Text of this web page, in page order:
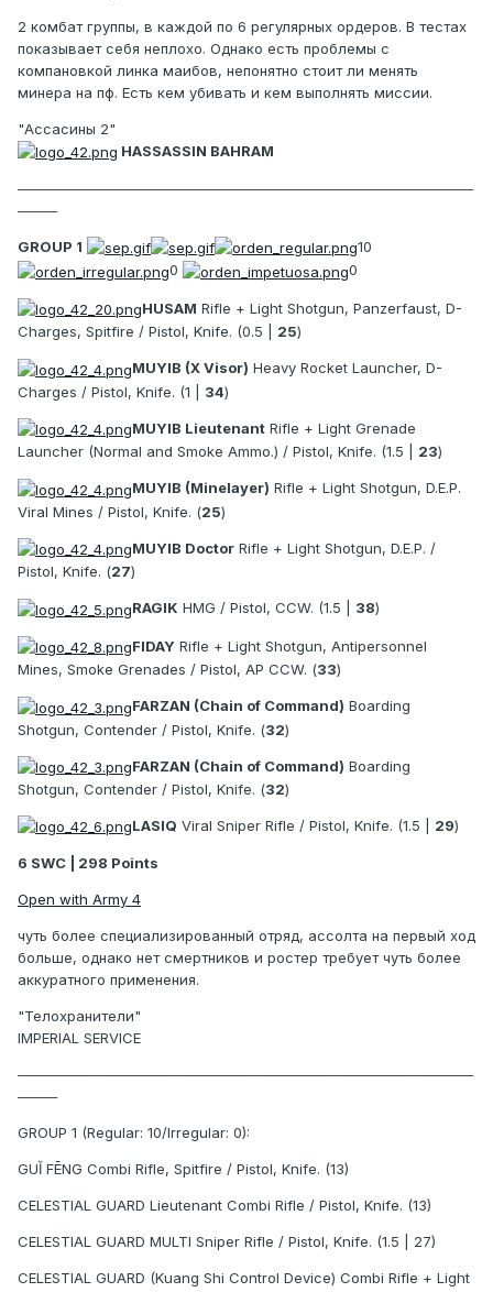
2 комбат группы, в каждой по 6 регулярных ордеров. В тестах
показывает себя неплохо. Однако есть проблемы с
компановкой линка маибов, непонятно стоит ли менять
минера на пф. Есть кем убивать и кем выполнять миссии.
"Ассасины 2"
HASSASSIN BAHRAM
──────────────────────────────────────────────
────
GROUP 1
10
0
0
HUSAM Rifle + Light Shotgun, Panzerfaust, D-
Charges, Spitfire / Pistol, Knife. (0.5 | 25)
MUYIB (X Visor) Heavy Rocket Launcher, D-
Charges / Pistol, Knife. (1 | 34)
MUYIB Lieutenant Rifle + Light Grenade
Launcher (Normal and Smoke Ammo.) / Pistol, Knife. (1.5 | 23)
MUYIB (Minelayer) Rifle + Light Shotgun, D.E.P.
Viral Mines / Pistol, Knife. (25)
MUYIB Doctor Rifle + Light Shotgun, D.E.P. /
Pistol, Knife. (27)
RAGIK HMG / Pistol, CCW. (1.5 | 38)
FIDAY Rifle + Light Shotgun, Antipersonnel
Mines, Smoke Grenades / Pistol, AP CCW. (33)
FARZAN (Chain of Command) Boarding
Shotgun, Contender / Pistol, Knife. (32)
FARZAN (Chain of Command) Boarding
Shotgun, Contender / Pistol, Knife. (32)
LASIQ Viral Sniper Rifle / Pistol, Knife. (1.5 | 29)
6 SWC | 298 Points
Open with Army 4
чуть более специализированный отряд, ассолта на первый ход
больше, однако нет смертников и ростер требует чуть более
аккуратного применения.
"Телохранители"
IMPERIAL SERVICE
──────────────────────────────────────────────
────
GROUP 1 (Regular: 10/Irregular: 0):
GUĬ FĒNG Combi Rifle, Spitfire / Pistol, Knife. (13)
CELESTIAL GUARD Lieutenant Combi Rifle / Pistol, Knife. (13)
CELESTIAL GUARD MULTI Sniper Rifle / Pistol, Knife. (1.5 | 27)
CELESTIAL GUARD (Kuang Shi Control Device) Combi Rifle + Light